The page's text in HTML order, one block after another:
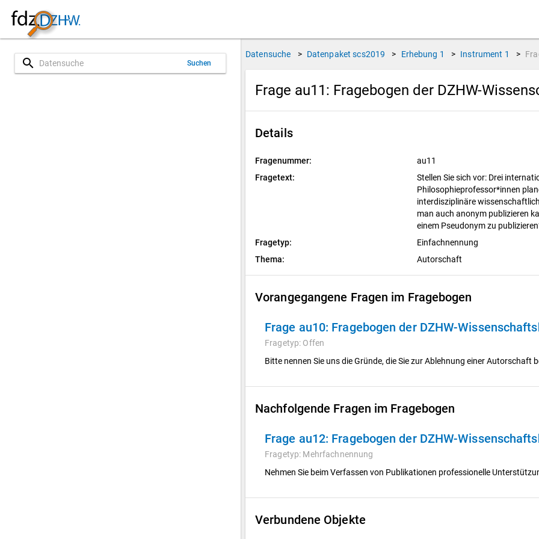
search Suchen
Datensuche > Datenpaket scs2019 > Erhebung 1 > Instrument 1 >
Frage au11: Fragebogen der DZHW-
Details
Fragenummer:
au11
Fragetext:
Stellen Sie sich vor: Drei
Philosophieprofessor*innen
interdisziplinäre
man auch anonym publizieren
einem Pseudonym zu
Fragetyp:
Einfachnennung
Thema:
Autorschaft
Vorangegangene Fragen im Fragebogen
Frage au10: Fragebogen der DZHW-
Fragetyp: Offen
Bitte nennen Sie uns die Gründe, die Sie zur Ablehnung einer Autorschaft
Nachfolgende Fragen im Fragebogen
Frage au12: Fragebogen der DZHW-
Fragetyp: Mehrfachnennung
Nehmen Sie beim Verfassen von Publikationen professionelle
Verbundene Objekte